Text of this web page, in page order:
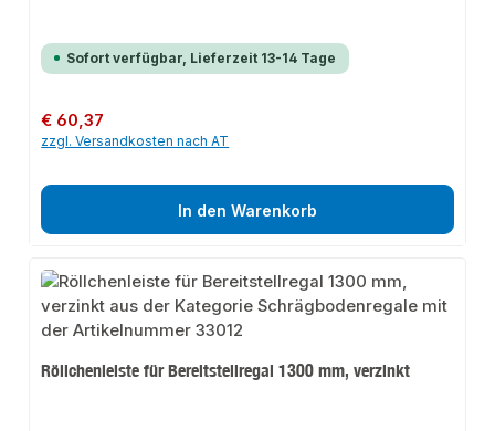
Sofort verfügbar, Lieferzeit 13-14 Tage
Regulärer Preis:
€ 60,37
zzgl. Versandkosten nach AT
In den Warenkorb
Röllchenleiste für Bereitstellregal 1300 mm, verzinkt